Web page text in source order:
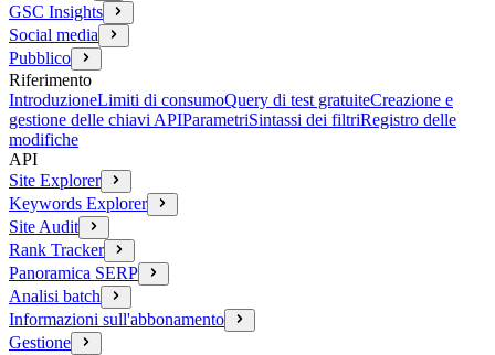
GSC Insights
Social media
Pubblico
Riferimento
IntroduzioneLimiti di consumoQuery di test gratuiteCreazione e
gestione delle chiavi APIParametriSintassi dei filtriRegistro delle
modifiche
API
Site Explorer
Keywords Explorer
Site Audit
Rank Tracker
Panoramica SERP
Analisi batch
Informazioni sull'abbonamento
Gestione